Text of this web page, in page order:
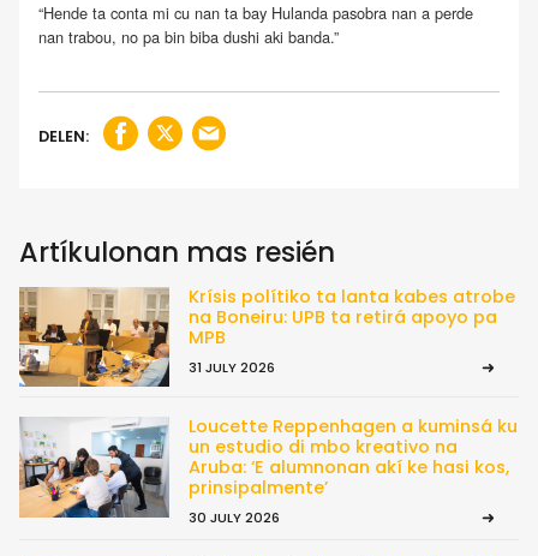
“Hende ta conta mi cu nan ta bay Hulanda pasobra nan a perde
nan trabou, no pa bin biba dushi aki banda.”
DELEN:
Artíkulonan mas resién
Krísis polítiko ta lanta kabes atrobe
na Boneiru: UPB ta retirá apoyo pa
MPB
31 JULY 2026
Loucette Reppenhagen a kuminsá ku
un estudio di mbo kreativo na
Aruba: ‘E alumnonan akí ke hasi kos,
prinsipalmente’
30 JULY 2026